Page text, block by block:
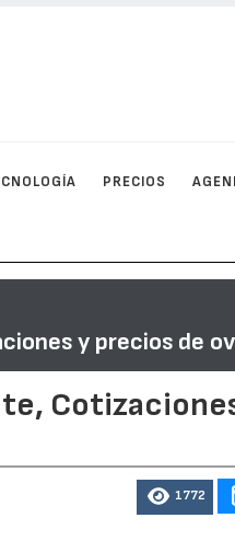
PRECIOS
y precios de
1772